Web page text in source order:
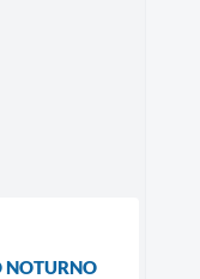
NOTURNO